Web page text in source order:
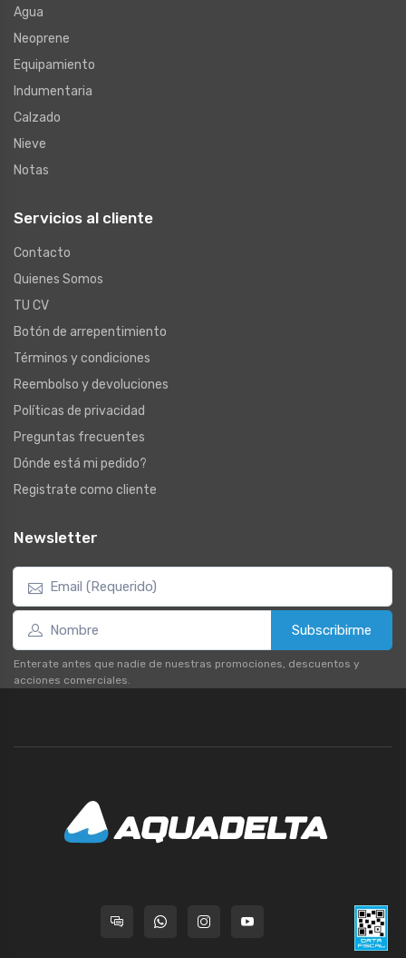
Agua
Neoprene
Equipamiento
Indumentaria
Calzado
Nieve
Notas
Servicios al cliente
Contacto
Quienes Somos
TU CV
Botón de arrepentimiento
Términos y condiciones
Reembolso y devoluciones
Políticas de privacidad
Preguntas frecuentes
Dónde está mi pedido?
Registrate como cliente
Newsletter
Subscribirme
Enterate antes que nadie de nuestras promociones, descuentos y
acciones comerciales.